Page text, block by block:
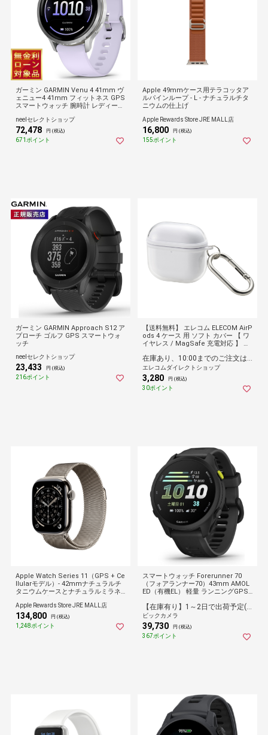
ガーミン GARMIN Venu 4 41mm ヴ
ェニュー4 41mm フィットネス GPS
スマートウォッチ 腕時計 レディース
neelセレクトショップ
72,478 円 (税込)
671ポイント
Apple 49mmケース用テラコッタア
ルパインループ - L - ナチュラルチタ
ニウムの仕上げ
Apple Rewards Store JRE MALL店
16,800 円 (税込)
155ポイント
ガーミン GARMIN Approach S12 ア
プローチ ゴルフ GPS スマートウォ
ッチ
neelセレクトショップ
23,433 円 (税込)
216ポイント
【送料無料】 エレコム ELECOM AirP
ods 4 ケース 用 ソフト カバー 【 ワ
イヤレス / MagSafe 充電対応 】 衝
N ホワイト
在庫あり、10:00までのご注文は最短即日発送
エレコムダイレクトショップ
3,280 円 (税込)
30ポイント
Apple Watch Series 11（GPS + Ce
llularモデル）- 42mmナチュラルチ
タニウムケースとナチュラルミラネ
Apple Rewards Store JRE MALL店
134,800 円 (税込)
1,248ポイント
スマートウォッチ Forerunner 70
（フォアランナー70）43mm AMOL
ED（有機EL） 軽量 ランニングGPS
ビックカメラ
39,730 円 (税込)
367ポイント